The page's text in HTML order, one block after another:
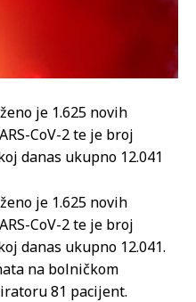
je 1.625 novih
CoV-2 te je broj
danas ukupno 12.041
je 1.625 novih
CoV-2 te je broj
danas ukupno 12.041.
na bolničkom
81 pacijent.